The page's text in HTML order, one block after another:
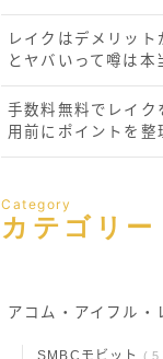
レイクはデメリッ
とヤバいって噂は本
手数料無料でレイク
用前にポイントを整
Category
カテゴリー
アコム・アイフル・
SMBCモビット 5